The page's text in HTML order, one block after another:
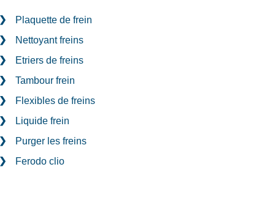
Plaquette de frein
Nettoyant freins
Etriers de freins
Tambour frein
Flexibles de freins
Liquide frein
Purger les freins
Ferodo clio